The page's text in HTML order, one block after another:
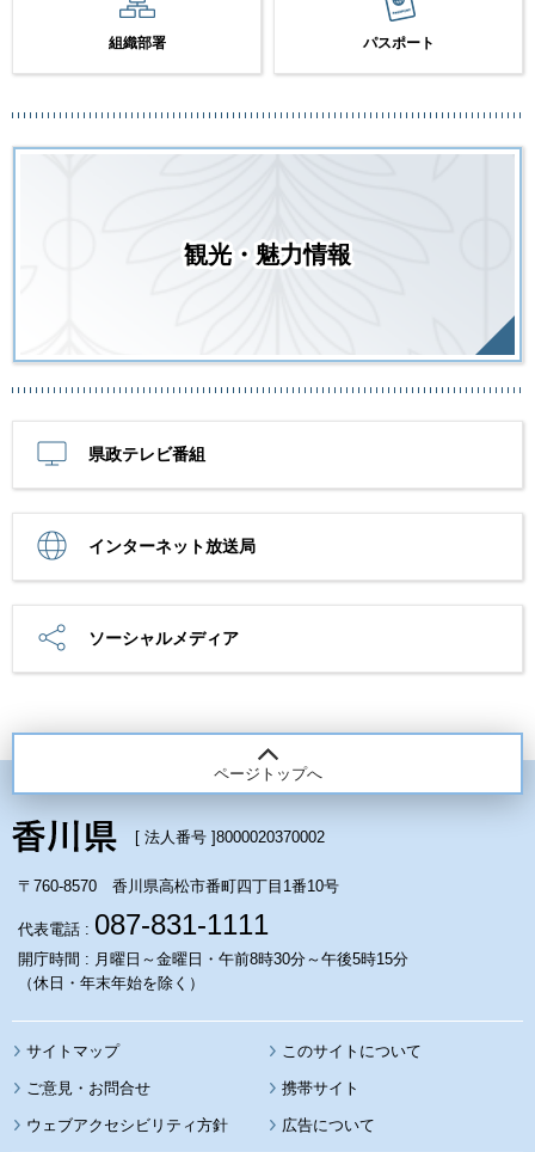
組織部署 パスポート
観光・魅力情報
県政テレビ番組
インターネット放送局
ソーシャルメディア
ページトップへ
[ 法人番号 ]8000020370002
〒760-8570 香川県高松市番町四丁目1番10号
代表電話 : 087-831-1111
開庁時間 : 月曜日～金曜日・午前8時30分～午後5時15分
（休日・年末年始を除く）
サイトマップ このサイトについて
携帯サイト
ウェブアクセシビリティ方針 広告について